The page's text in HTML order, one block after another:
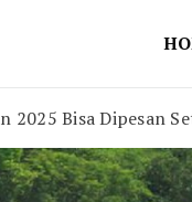
2025 Bisa Dipesan